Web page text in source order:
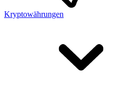
Kryptowährungen